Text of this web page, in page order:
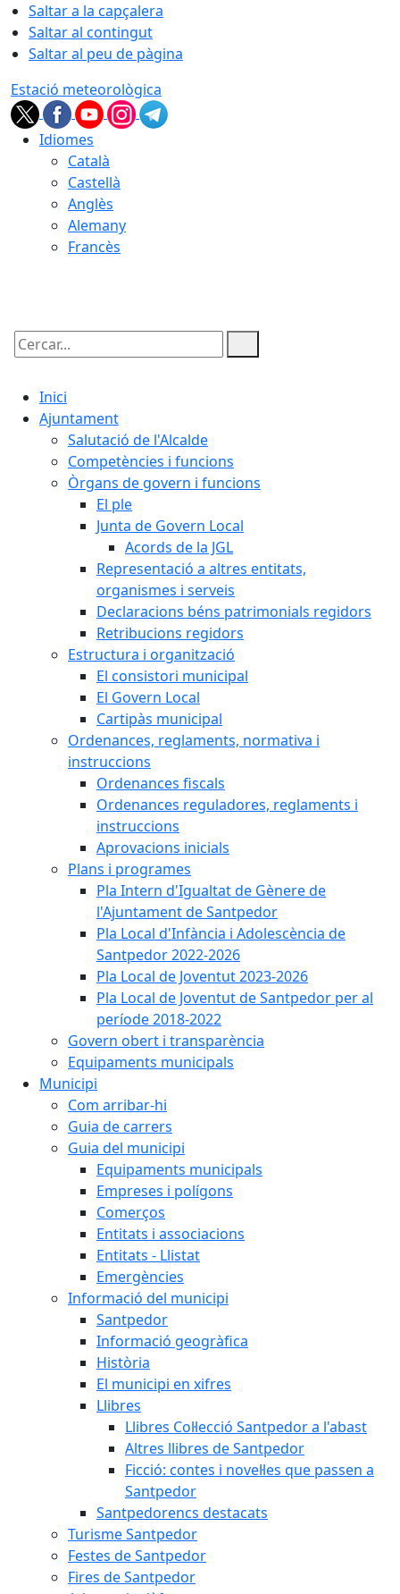
Saltar a la capçalera
Saltar al contingut
Saltar al peu de pàgina
Estació meteorològica
Idiomes
Català
Castellà
Anglès
Alemany
Francès
Cercar:
Inici
Ajuntament
Salutació de l'Alcalde
Competències i funcions
Òrgans de govern i funcions
El ple
Junta de Govern Local
Acords de la JGL
Representació a altres entitats,
organismes i serveis
Declaracions béns patrimonials regidors
Retribucions regidors
Estructura i organització
El consistori municipal
El Govern Local
Cartipàs municipal
Ordenances, reglaments, normativa i
instruccions
Ordenances fiscals
Ordenances reguladores, reglaments i
instruccions
Aprovacions inicials
Plans i programes
Pla Intern d'Igualtat de Gènere de
l'Ajuntament de Santpedor
Pla Local d'Infància i Adolescència de
Santpedor 2022-2026
Pla Local de Joventut 2023-2026
Pla Local de Joventut de Santpedor per al
període 2018-2022
Govern obert i transparència
Equipaments municipals
Municipi
Com arribar-hi
Guia de carrers
Guia del municipi
Equipaments municipals
Empreses i polígons
Comerços
Entitats i associacions
Entitats - Llistat
Emergències
Informació del municipi
Santpedor
Informació geogràfica
Història
El municipi en xifres
Llibres
Llibres Col·lecció Santpedor a l'abast
Altres llibres de Santpedor
Ficció: contes i novel·les que passen a
Santpedor
Santpedorencs destacats
Turisme Santpedor
Festes de Santpedor
Fires de Santpedor